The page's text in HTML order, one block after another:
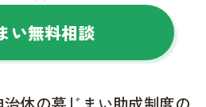
い無料相談